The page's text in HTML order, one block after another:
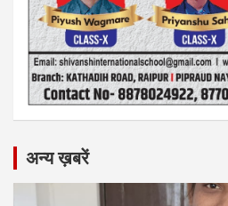
अन्य ख़बरें